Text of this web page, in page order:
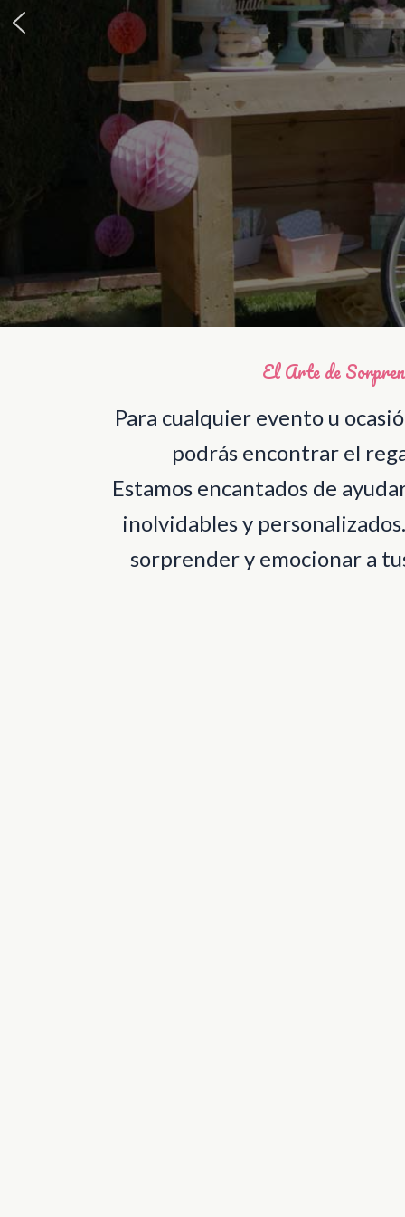
El Arte de
Para cualquier evento u
podrás encontrar el
Estamos encantados de
inolvidables y
sorprender y emocionar a